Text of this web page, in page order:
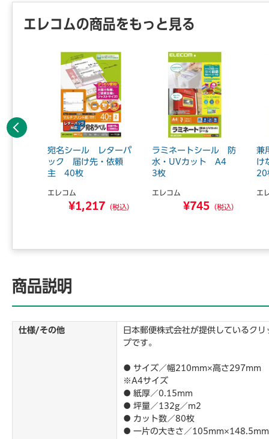
エレコムの商品をもっと見る
宛名シール レターパ
ック 届け先・依頼
主 40枚
エレコム
¥1,217 （税込）
ラミネートシール 防
水・UVカット A4
3枚
エレコム
¥745 （税込）
兼
け
20
エ
前へ
商品説明
仕様/その他
日本郵便株式会社が提供しているク
プです。
● サイズ／幅210mm×高さ297mm
※A4サイズ
● 紙厚／0.15mm
● 坪量／132g／m2
● カット数／80枚
● 一片の大きさ／105mm×148.5mm